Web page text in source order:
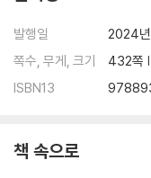
발행일
2024
쪽수, 무게, 크기
432쪽
ISBN13
책 속으로